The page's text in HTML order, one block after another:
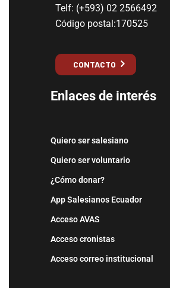
Telf: (+593) 02 2566492
Código postal:170525
CONTACTO
Enlaces de interés
Quiero ser salesiano
Quiero ser voluntario
¿Cómo donar?
App Salesianos Ecuador
Acceso AVAS
Acceso cronistas
Acceso correo institucional